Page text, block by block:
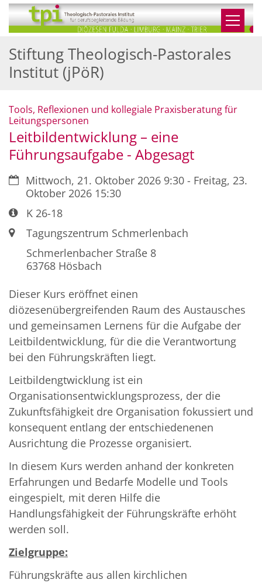
Zum Inhalt springen
Stiftung Theologisch-Pastorales
Institut (jPöR)
Tools, Reflexionen und kollegiale Praxisberatung für
Leitungspersonen
Leitbildentwicklung – eine
Führungsaufgabe - Abgesagt
Datum:Mittwoch, 21. Oktober 2026 9:30 - Freitag, 23.
Oktober 2026 15:30
Art bzw. Nummer:
K 26-18
Ort:Tagungszentrum Schmerlenbach
Schmerlenbacher Straße 8
63768 Hösbach
Dieser Kurs eröffnet einen
diözesenübergreifenden Raum des Austausches
und gemeinsamen Lernens für die Aufgabe der
Leitbildentwicklung, für die die Verantwortung
bei den Führungskräften liegt.
Leitbildengtwicklung ist ein
Organisationsentwicklungsprozess, der die
Zukunftsfähigkeit dre Organisation fokussiert und
konsequent entlang der entschiedenenen
Ausrichtung die Prozesse organisiert.
In diesem Kurs werden anhand der konkreten
Erfahrungen und Bedarfe Modelle und Tools
eingespielt, mit deren Hilfe die
Handlungsfähigkeit der Führungskräfte erhöht
werden soll.
Zielgruppe:
Führungskräfte aus allen kirchlichen